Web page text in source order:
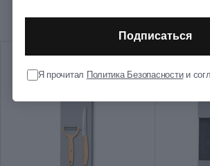
Тип выпуска товара
Страна сборки
Подписаться
Я прочитал Политика Безопасностии